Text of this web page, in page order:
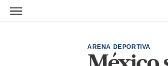
Ir al contenido principal
ARENA DEPORTIVA